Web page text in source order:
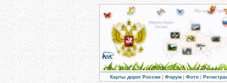
Мы рады
Карты дорог России | Форум | Фото |